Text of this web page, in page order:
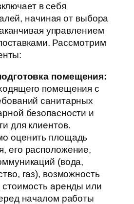
в себя
начиная от выбора
управлением
Рассмотрим
помещения:
помещения с
санитарных
безопасности и
для клиентов.
оценить площадь
его расположение,
(вода,
газ), возможность
стоимость аренды или
началом работы